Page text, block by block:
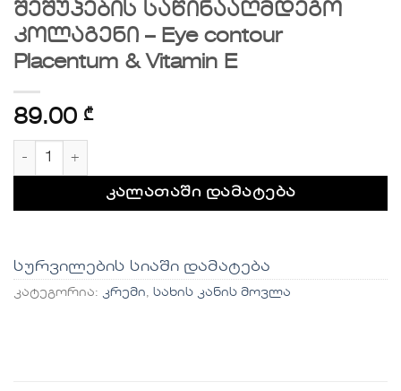
შეშუპების საწინააღმდეგო
კოლაგენი – Eye contour
Placentum & Vitamin E
89.00 ₾
რაოდენობა: შეშუპების საწინააღმდეგო კოლაგენი -
კალათაში დამატება
სურვილების სიაში დამატება
კატეგორია: კრემი, სახის კანის მოვლა